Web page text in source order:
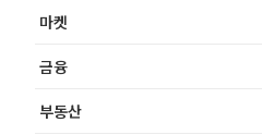
마켓
금융
부동산